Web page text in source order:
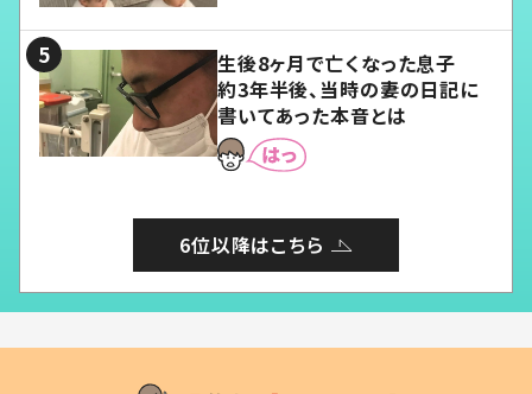
生後8ヶ月で亡くなった息子
約3年半後、当時の妻の日記に
書いてあった本音とは
6位以降はこちら